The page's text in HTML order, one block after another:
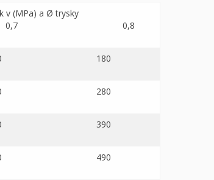
v (MPa) a Ø trysky
0,8
180
280
390
490